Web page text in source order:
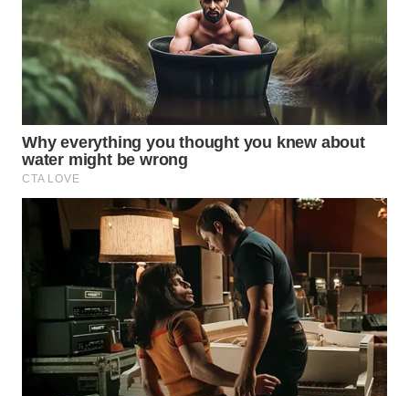
WAHANA
LISTRIK
WAHANA
TRAVEL
WAHANA
TV
WAHANANEWS
ID
WAHANANEWS
CO ID
WAHANANEWS
NET